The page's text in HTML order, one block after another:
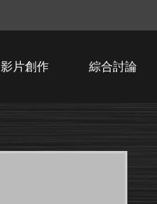
影片創作 綜合討論